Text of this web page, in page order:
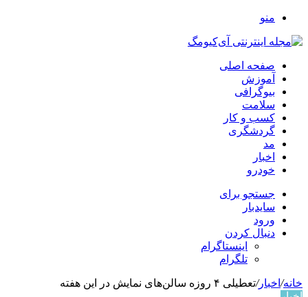
منو
صفحه اصلی
آموزش
بیوگرافی
سلامت
کسب و کار
گردشگری
مد
اخبار
خودرو
جستجو برای
سایدبار
ورود
دنبال کردن
اینستاگرام
تلگرام
خانه/ اخبار/تعطیلی ۴ روزه سالن‌های نمایش در این هفته